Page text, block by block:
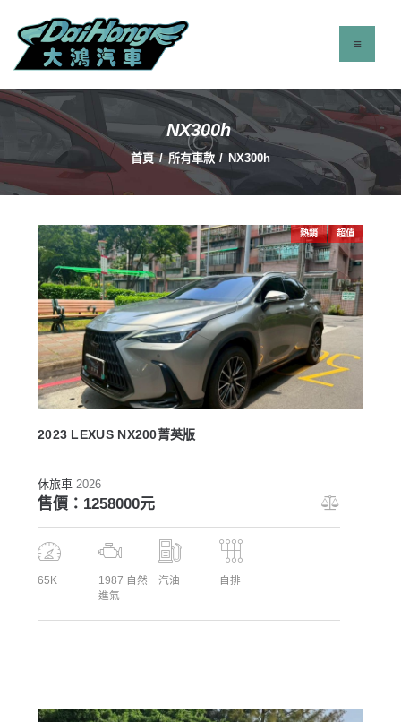
NX300h
首頁 所有車款 NX300h
最新消息
服務項目
立即找車
聯絡我們
關於我們
熱銷 超值
2023 LEXUS NX200菁英版
休旅車 2026
售價：1258000元
65K
1987 自然
進氣
汽油 自排